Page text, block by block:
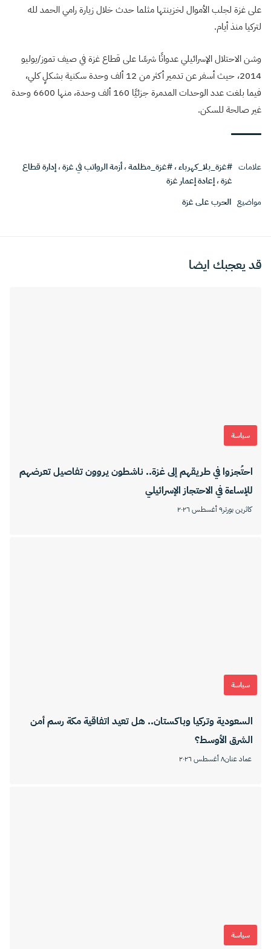
على غزة لجلب الأموال لخزينتها مثلما حدث خلال زيارة رامي الحمد لله
لتركيا منذ أيام.
وشن الاحتلال الإسرائيلي عدوانًا شرسًا على قطاع غزة في صيف تموز/يوليو
2014، حيث أسفر عن تدمير أكثر من 12 ألف وحدة سكنية بشكلٍ كلي،
فيما بلغت عدد الوحدات المدمرة جزئيًا 160 ألف وحدة، منها 6600 وحدة
غير صالحة للسكن.
علامات #غزة_بلا_كهرباء،#غزة_مظلمة،أزمة الرواتب في غزة،إدارة قطاع
غزة،إعادة إعمار غزة
مواضيع الحرب على غزة
قد يعجبك ايضا
سياسة
احتُجزوا في طريقهم إلى غزة.. ناشطون يروون تفاصيل تعرضهم
للإساءة في الاحتجاز الإسرائيلي
كاثرين بورتر٩ أغسطس ٢٠٢٦
سياسة
السعودية وتركيا وباكستان.. هل تعيد اتفاقية مكة رسم أمن
الشرق الأوسط؟
عماد عنان٨ أغسطس ٢٠٢٦
سياسة